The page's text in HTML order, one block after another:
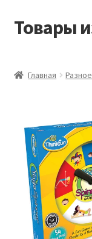
Перейти
Перейти
Товары
Контакты
Корзина
Магазин
Мой аккаунт
Главная Разное